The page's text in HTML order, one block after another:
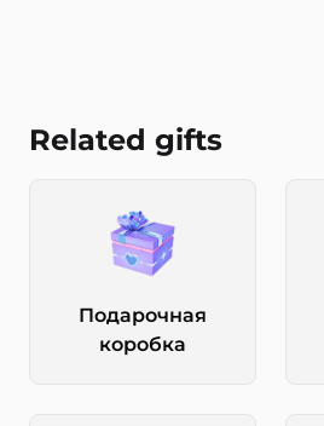
Related gifts
Подарочная
коробка